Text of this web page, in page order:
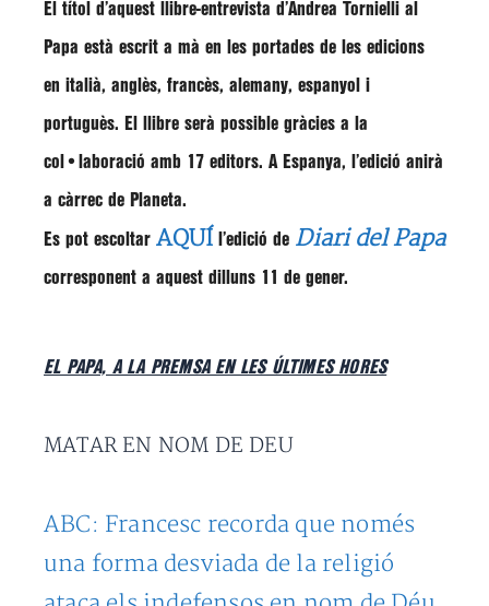
El títol d’aquest llibre-entrevista d’Andrea Tornielli al
Papa està escrit a mà en les portades de les edicions
en italià, anglès, francès, alemany, espanyol i
portuguès. El llibre serà possible gràcies a la
col•laboració amb 17 editors. A Espanya, l’edició anirà
a càrrec de Planeta.
Es pot escoltar AQUÍ l’edició de Diari del Papa
corresponent a aquest dilluns 11 de gener.
EL PAPA, A LA PREMSA EN LES ÚLTIMES HORES
MATAR EN NOM DE DEU
ABC: Francesc recorda que només
una forma desviada de la religió